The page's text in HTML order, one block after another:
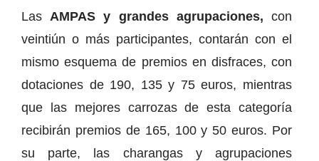
Las AMPAS y grandes agrupaciones, con
veintiún o más participantes, contarán con el
mismo esquema de premios en disfraces, con
dotaciones de 190, 135 y 75 euros, mientras
que las mejores carrozas de esta categoría
recibirán premios de 165, 100 y 50 euros. Por
su parte, las charangas y agrupaciones